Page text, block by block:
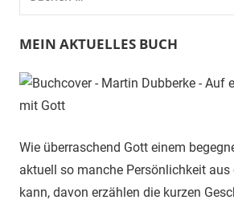
nach:
MEIN AKTUELLES BUCH
Wie überraschend Gott einem
aktuell so manche Persönlichkeit aus
kann, davon erzählen die kurzen